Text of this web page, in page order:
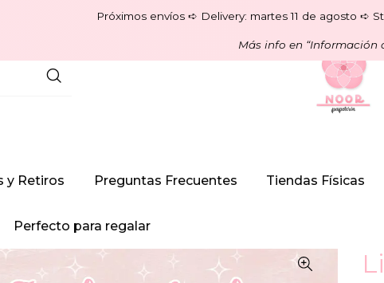
Próximos envíos ➪ Delivery: martes 11 de agosto ➪
Más info en “Información
y Retiros Preguntas Frecuentes Tiendas Físicas
Perfecto para regalar